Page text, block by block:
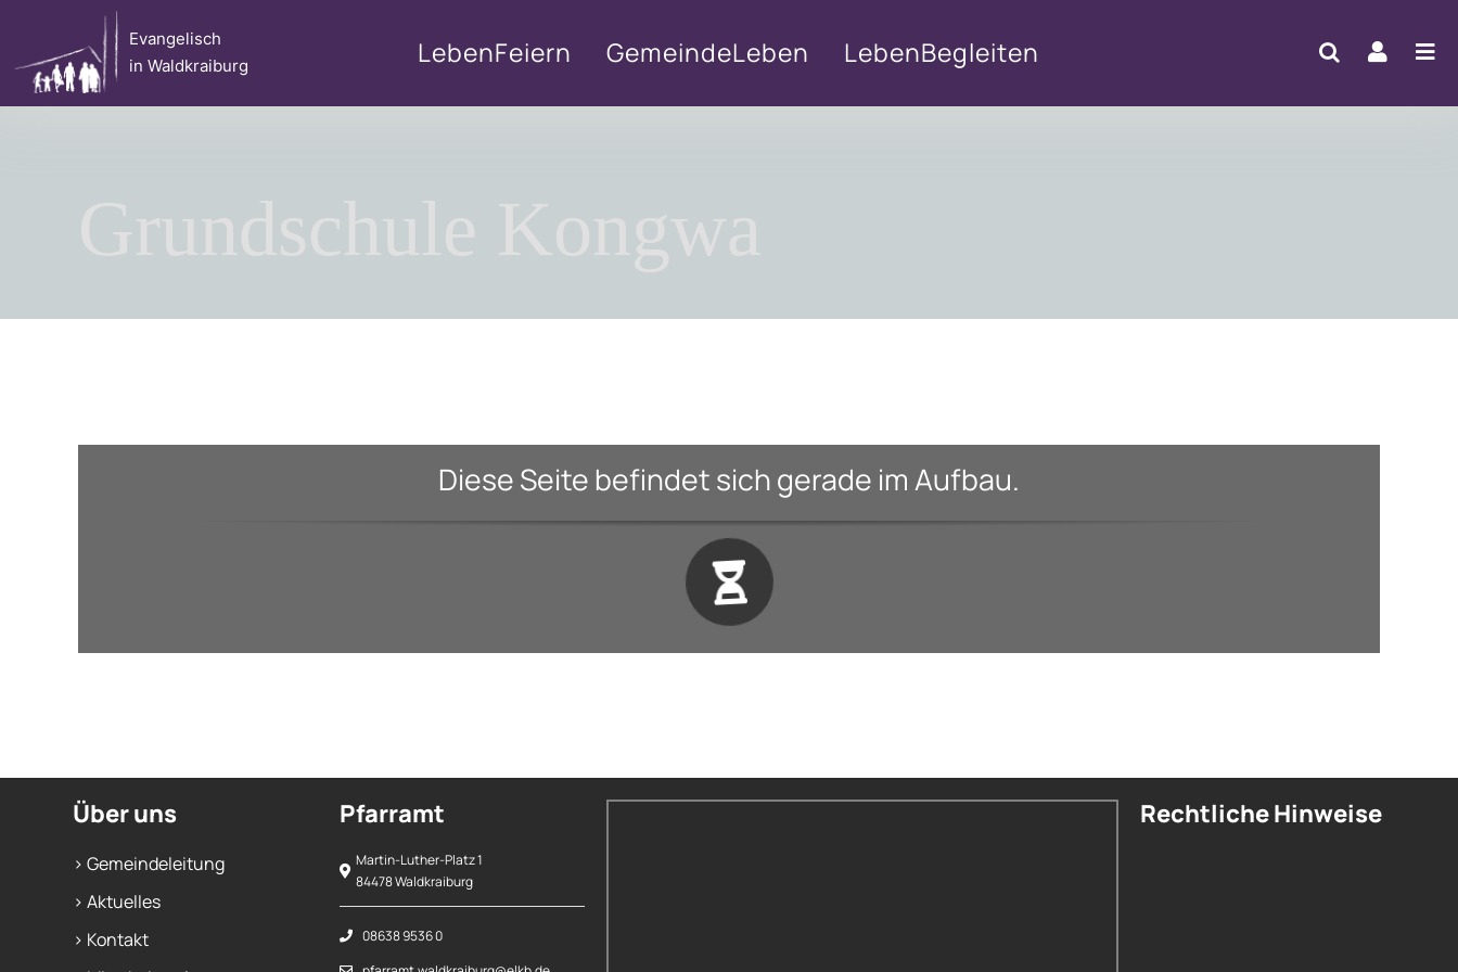
springen
Evangelisch
in Waldkraiburg
LebenFeiern GemeindeLeben LebenBegleiten
Diese Seite befindet sich gerade im Aufbau.
Über uns
> Gemeindeleitung
> Aktuelles
> Kontakt
Pfarramt
Martin-Luther-Platz 1
84478 Waldkraiburg
08638 9536 0
Rechtliche Hinweise